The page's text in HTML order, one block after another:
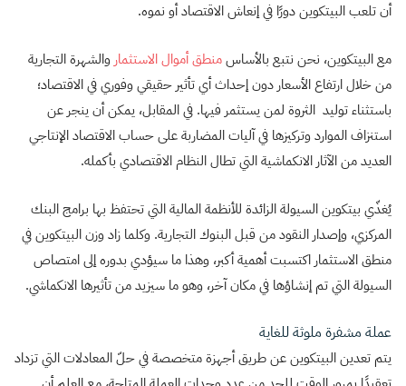
أن تلعب البيتكوين دورًا في إنعاش الاقتصاد أو نموه.
مع البيتكوين، نحن نتبع بالأساسمنطقأموالالاستثمار والشهرة التجارية
من خلال ارتفاع الأسعار دون إحداث أي تأثير حقيقي وفوري في الاقتصاد؛
باستثناء توليد الثروة لمن يستثمر فيها. في المقابل، يمكن أن ينجر عن
استنزاف الموارد وتركيزها في آليات المضاربة على حساب الاقتصاد الإنتاجي
العديد من الآثار الانكماشية التي تطال النظام الاقتصادي بأكمله.
يُغذّي بيتكوين السيولة الزائدة للأنظمة المالية التي تحتفظ بها برامج البنك
المركزي، وإصدار النقود من قبل البنوك التجارية. وكلما زاد وزن البيتكوين في
منطق الاستثمار اكتسبت أهمية أكبر، وهذا ما سيؤدي بدوره إلى امتصاص
السيولة التي تم إنشاؤها في مكان آخر، وهو ما سيزيد من تأثيرها الانكماشي.
عملة مشفرة ملوثة للغاية
يتم تعدين البيتكوين عن طريق أجهزة متخصصة في حلّ المعادلات التي تزداد